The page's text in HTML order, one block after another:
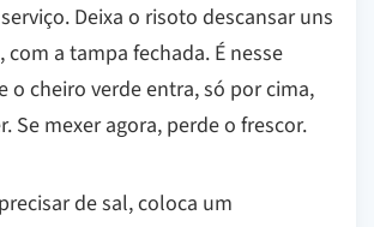
Deixa o risoto descansar uns
a tampa fechada. É nesse
o cheiro verde entra, só por cima,
Se mexer agora, perde o frescor.
de sal, coloca um